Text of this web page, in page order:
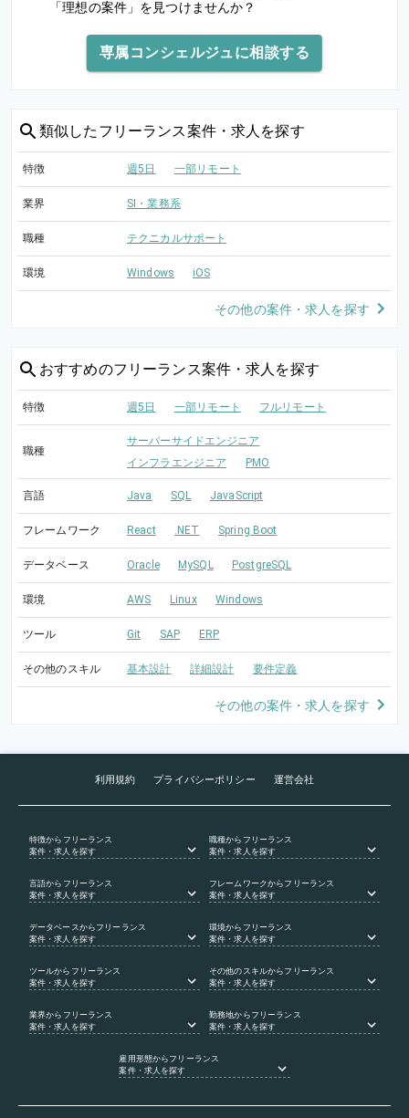
「理想の案件」を見つけませんか？
専属コンシェルジュに相談する
類似した フリーランス案件・求人を探す
特徴 週5日 一部リモート
業界 SI・業務系
職種 テクニカルサポート
環境 Windows iOS
その他の案件・求人を探す
おすすめのフリーランス案件・求人を探す
特徴 週5日 一部リモート フルリモート
職種
サーバーサイドエンジニア
インフラエンジニア
PMO
言語 Java SQL JavaScript
フレームワーク React .NET Spring Boot
データベース Oracle MySQL PostgreSQL
環境 AWS Linux Windows
ツール Git SAP ERP
その他のスキル 基本設計 詳細設計 要件定義
その他の案件・求人を探す
利用規約 プライバシーポリシー 運営会社
特徴からフリーランス
案件・求人を探す
職種からフリーランス
案件・求人を探す
言語からフリーランス
案件・求人を探す
フレームワークからフリーランス
案件・求人を探す
データベース からフリーランス
案件・求人を探す
環境からフリーランス
案件・求人を探す
ツールからフリーランス
案件・求人を探す
その他のスキルからフリーランス
案件・求人を探す
業界からフリーランス
案件・求人を探す
勤務地からフリーランス
案件・求人を探す
雇用形態からフリーランス
案件・求人を探す